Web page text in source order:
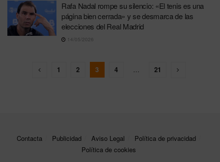
Rafa Nadal rompe su silencio: «El tenis es una
página bien cerrada» y se desmarca de las
elecciones del Real Madrid
14/05/2026
1 2 3 4 … 21
Contacta Publicidad Aviso Legal
Política de privacidad
Política de cookies